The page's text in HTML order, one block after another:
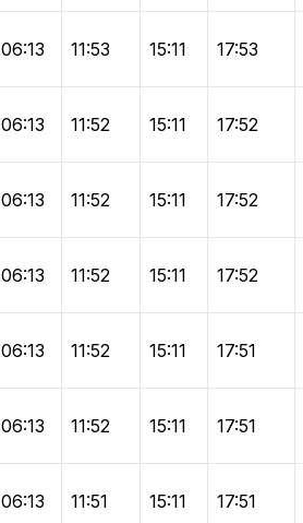
06:13 11:53 15:11 17:53
06:13 11:52 15:11 17:52
06:13 11:52 15:11 17:52
06:13 11:52 15:11 17:52
06:13 11:52 15:11 17:51
06:13 11:52 15:11 17:51
06:13 11:51 15:11 17:51